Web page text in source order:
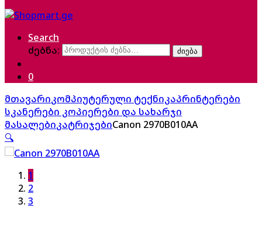
Search
ძებნა:
ძიება
0
მთავარიკომპიუტერული ტექნიკაპრინტერები
სკანერები კოპიერები და სახარჯი
მასალებიკატრიჯებიCanon 2970B010AA
🔍
1
2
3